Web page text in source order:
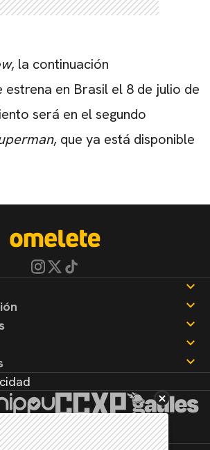
, la continuación
estrena en Brasil el 8 de julio de
será en el segundo
, que ya está disponible